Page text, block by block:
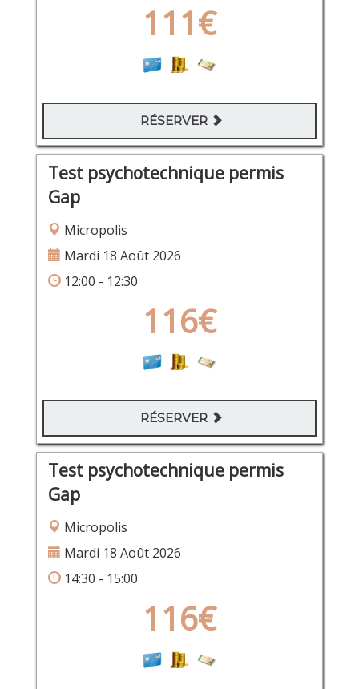
111€
RÉSERVER
Test psychotechnique permis
Gap
Micropolis
Mardi 18 Août 2026
12:00 - 12:30
116€
RÉSERVER
Test psychotechnique permis
Gap
Micropolis
Mardi 18 Août 2026
14:30 - 15:00
116€